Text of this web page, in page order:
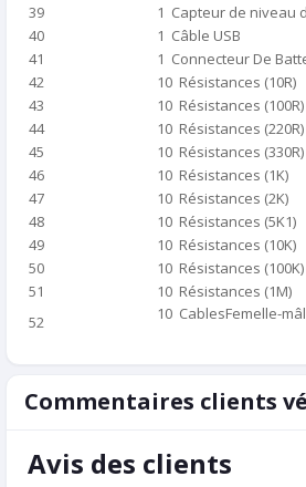
39
1 Capteur de niveau
40
1 Câble USB
41
1 Connecteur De
42
10 Résistances (10R)
43
10 Résistances (100R)
44
10 Résistances (220R)
45
10 Résistances (330R)
46
10 Résistances (1K)
47
10 Résistances (2K)
48
10 Résistances (5K1)
49
10 Résistances (10K)
50
10 Résistances (100K)
51
10 Résistances (1M)
52
10 CablesFemelle-
Commentaires clients
Avis des clients